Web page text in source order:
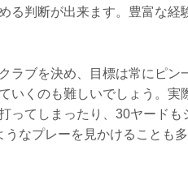
る判断が出来ます。豊富な経
ラブを決め、目標は常にピン
いくのも難しいでしょう。実
ってしまったり、30ヤードも
なプレーを見かけることも多